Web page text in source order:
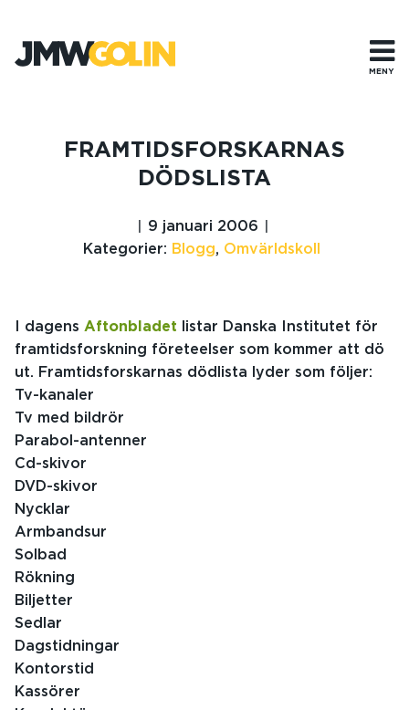
innehåll
MENY
FRAMTIDSFORSKARNAS
DÖDSLISTA
9 januari 2006
Kategorier: Blogg, Omvärldskoll
I dagens Aftonbladet
listar Danska Institutet för
framtidsforskning företeelser som kommer att dö
ut. Framtidsforskarnas dödlista lyder som följer:
Tv-kanaler
Tv med bildrör
Parabol-antenner
Cd-skivor
DVD-skivor
Nycklar
Armbandsur
Solbad
Rökning
Biljetter
Sedlar
Dagstidningar
Kontorstid
Kassörer